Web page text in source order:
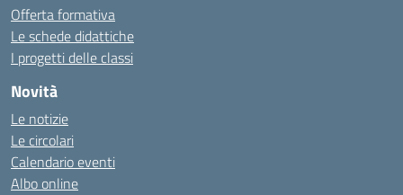
Offerta formativa
Le schede didattiche
I progetti delle classi
Novità
Le notizie
Le circolari
Calendario eventi
Albo online